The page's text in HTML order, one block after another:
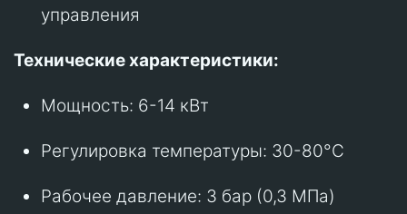
управления
Технические характеристики:
Мощность: 6-14 кВт
Регулировка температуры: 30-80°C
Рабочее давление: 3 бар (0,3 МПа)